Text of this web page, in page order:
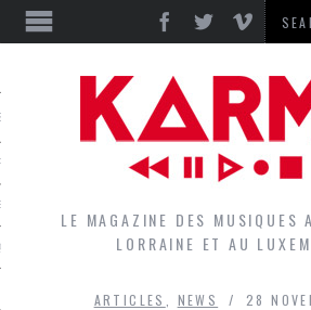
LE MAGAZINE DES MUSIQUES
LORRAINE ET AU
ARTICLES NEWS 28